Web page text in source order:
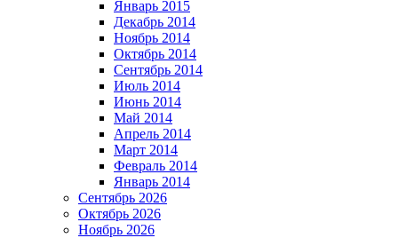
Январь 2015
Декабрь 2014
Ноябрь 2014
Октябрь 2014
Сентябрь 2014
Июль 2014
Июнь 2014
Май 2014
Апрель 2014
Март 2014
Февраль 2014
Январь 2014
Сентябрь 2026
Октябрь 2026
Ноябрь 2026